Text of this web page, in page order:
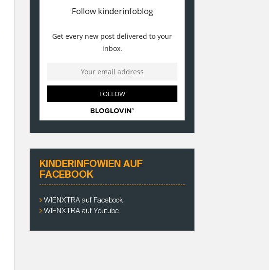
KINDERINFOWIEN AUF
FACEBOOK
WIENXTRA auf Facebook
WIENXTRA auf Youtube